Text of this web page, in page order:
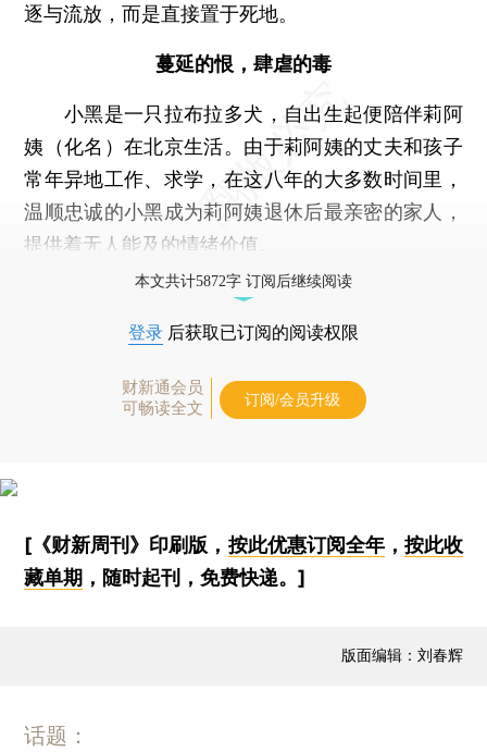
逐与流放，而是直接置于死地。
蔓延的恨，肆虐的毒
小黑是一只拉布拉多犬，自出生起便陪伴莉阿
姨（化名）在北京生活。由于莉阿姨的丈夫和孩子
常年异地工作、求学，在这八年的大多数时间里，
温顺忠诚的小黑成为莉阿姨退休后最亲密的家人，
提供着无人能及的情绪价值。
本文共计5872字 订阅后继续阅读
登录 后获取已订阅的阅读权限
财新通会员
可畅读全文
订阅/会员升级
[《财新周刊》印刷版， 按此优惠订阅全年， 按此收
藏单期 ，随时起刊，免费快递。]
版面编辑：刘春辉
话题：